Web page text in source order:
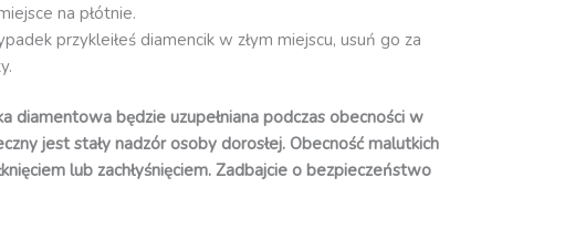
na płótnie.
przykleiłeś diamencik w złym miejscu, usuń go za
diamentowa będzie uzupełniana podczas obecności w
jest stały nadzór osoby dorosłej. Obecność malutkich
lub zachłyśnięciem. Zadbajcie o bezpieczeństwo